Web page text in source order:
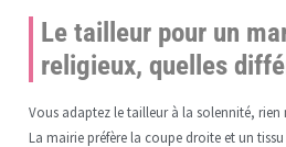
Le tailleur pour un
religieux, quelles
Vous adaptez le tailleur à la solennité, rien
La mairie préfère la coupe droite et un